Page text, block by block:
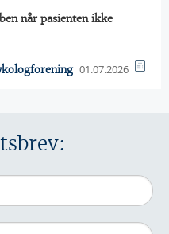
når pasienten ikke
01.07.2026